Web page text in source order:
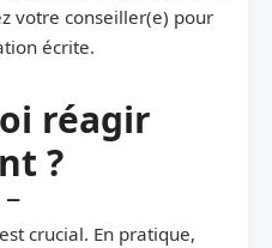
votre conseiller(e) pour
écrite.
réagir
?
crucial. En pratique,